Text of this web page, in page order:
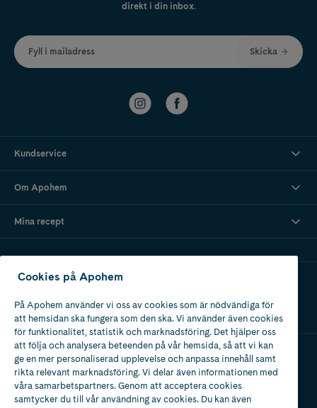
direkt i din inbox.
Fyll i mailadress Skicka
Kundservice
Om Apohem
Mina recept
Ladda ner vår app
Apotek med tillstånd
av Läkemedelsverket
Cookies på Apohem
På Apohem använder vi oss av cookies som är nödvändiga för
att hemsidan ska fungera som den ska. Vi använder även cookies
för funktionalitet, statistik och marknadsföring. Det hjälper oss
att följa och analysera beteenden på vår hemsida, så att vi kan
ge en mer personaliserad upplevelse och anpassa innehåll samt
rikta relevant marknadsföring. Vi delar även informationen med
våra samarbetspartners. Genom att acceptera cookies
samtycker du till vår användning av cookies. Du kan även